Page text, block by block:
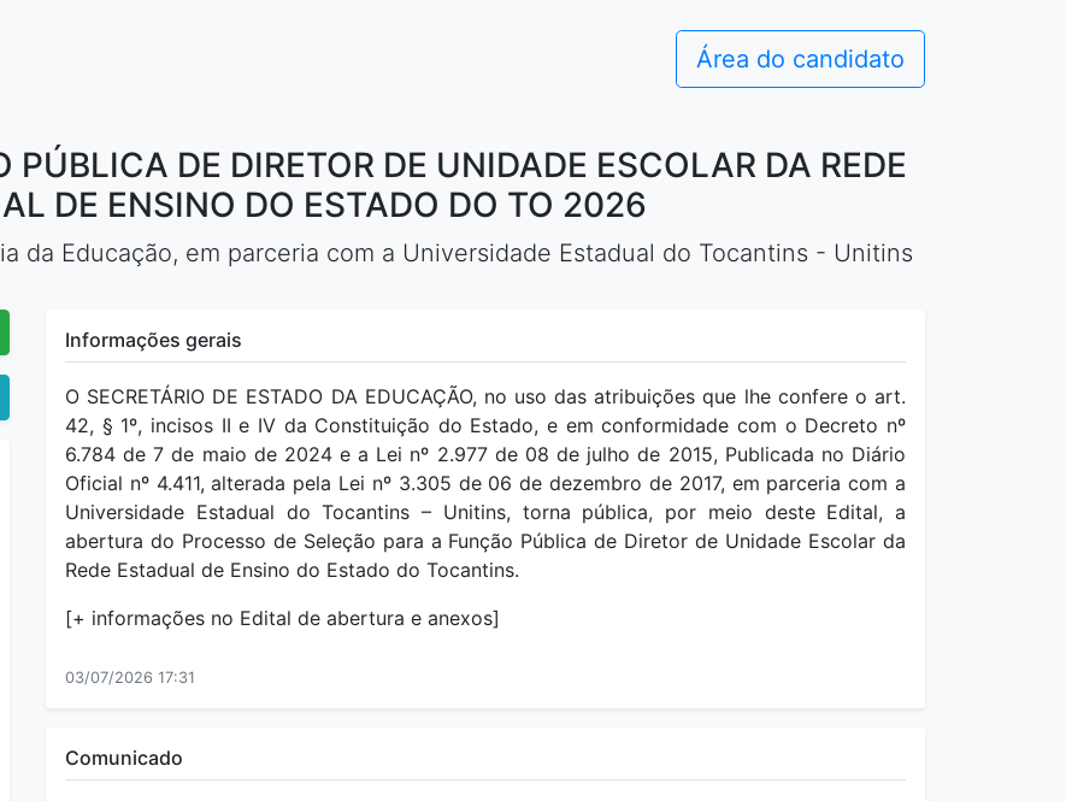
Área do candidato
PÚBLICA DE DIRETOR DE UNIDADE ESCOLAR DA REDE
DE ENSINO DO ESTADO DO TO 2026
da Educação, em parceria com a Universidade Estadual do Tocantins - Unitins
Informações gerais
O SECRETÁRIO DE ESTADO DA EDUCAÇÃO, no uso das atribuições que lhe confere o art.
42, § 1º, incisos II e IV da Constituição do Estado, e em conformidade com o Decreto nº
6.784 de 7 de maio de 2024 e a Lei nº 2.977 de 08 de julho de 2015, Publicada no Diário
Oficial nº 4.411, alterada pela Lei nº 3.305 de 06 de dezembro de 2017, em parceria com a
Universidade Estadual do Tocantins – Unitins, torna pública, por meio deste Edital, a
abertura do Processo de Seleção para a Função Pública de Diretor de Unidade Escolar da
Rede Estadual de Ensino do Estado do Tocantins.
[+ informações no Edital de abertura e anexos]
03/07/2026 17:31
Comunicado